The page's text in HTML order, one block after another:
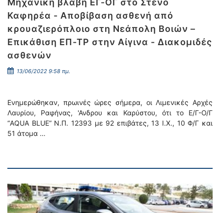
Μηχανική βλάβη ΕΓ-ΟΓ στο Στενό
Καφηρέα - Αποβίβαση ασθενή από
κρουαζιερόπλοιο στη Νεάπολη Βοιών –
Επικάθιση ΕΠ-ΤΡ στην Αίγινα - Διακομιδές
ασθενών
13/06/2022 9:58 πμ.
Ενημερώθηκαν, πρωινές ώρες σήμερα, οι Λιμενικές Αρχές
Λαυρίου, Ραφήνας, 'Ανδρου και Καρύστου, ότι το Ε/Γ-O/Γ
“AQUA BLUE” Ν.Π. 12393 με 92 επιβάτες, 13 Ι.Χ., 10 Φ/Γ και
51 άτομα …